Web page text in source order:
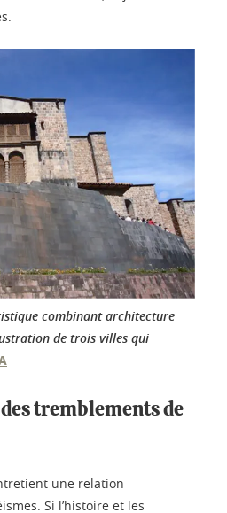
combinant architecture
de trois villes qui
tremblements de
une relation
Si l’histoire et les